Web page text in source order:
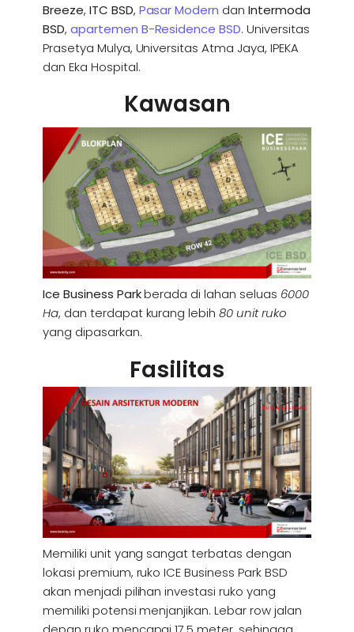
Breeze, ITC BSD, Pasar Modern dan Intermoda
BSD, apartemen B-Residence BSD. Universitas
Prasetya Mulya, Universitas Atma Jaya, IPEKA
dan Eka Hospital.
Kawasan
Ice Business Parkberada di lahan seluas 6000
Ha, dan terdapat kurang lebih80 unit ruko
yang dipasarkan.
Fasilitas
Memiliki unit yang sangat terbatas dengan
lokasi premium, ruko ICE Business Park BSD
akan menjadi pilihan investasi ruko yang
memiliki potensi menjanjikan. Lebar row jalan